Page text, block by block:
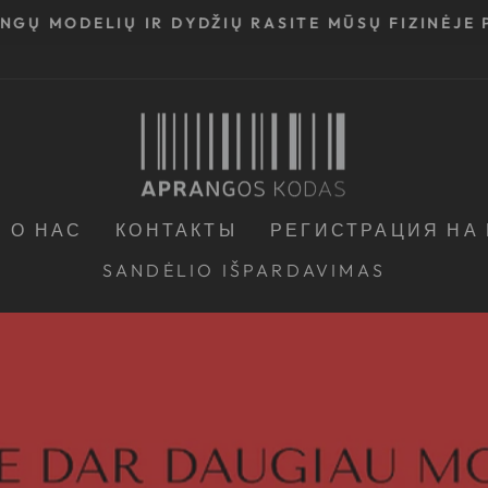
MODELIŲ IR DYDŽIŲ RASITE MŪSŲ FIZINĖJE
О НАС КОНТАКТЫ
РЕГИСТРАЦИЯ
SANDĖLIO IŠPARDAVIMAS